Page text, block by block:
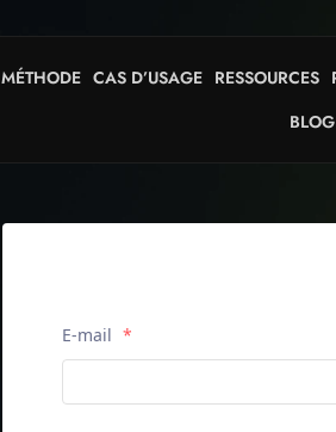
MÉTHODE CAS D’USAGE RESSOURCES
BLOG
E-mail *